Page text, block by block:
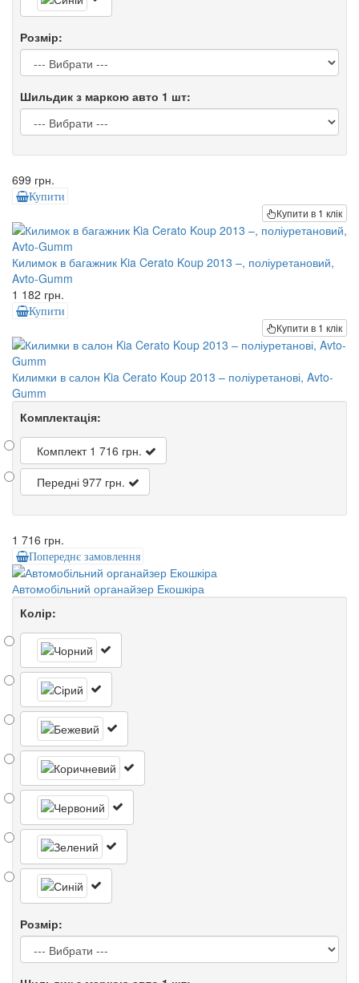
Розмір:
Шильдик з маркою авто 1 шт:
699 грн.
Купити
Купити в 1 клік
Килимок в багажник Kia Cerato Koup 2013 –, поліуретановий,
Avto-Gumm
1 182 грн.
Купити
Купити в 1 клік
Килимки в салон Kia Cerato Koup 2013 – поліуретанові, Avto-
Gumm
Комплектація:
Комплект 1 716 грн.
Передні 977 грн.
1 716 грн.
Попереднє замовлення
Автомобільний органайзер Екошкіра
Колір:
Розмір: